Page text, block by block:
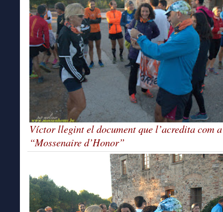
Víctor llegint el document que l’acredita com a
“Mossenaire d’Honor”